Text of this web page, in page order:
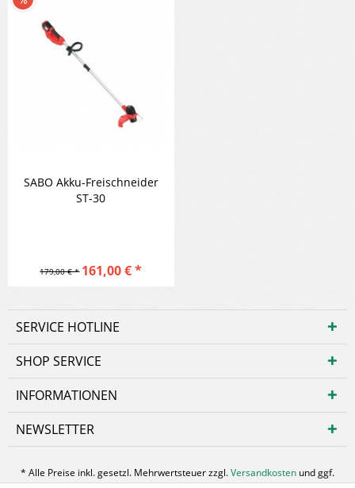
SABO Akku-Freischneider
ST-30
179,00 € * 161,00 € *
SERVICE HOTLINE
SHOP SERVICE
INFORMATIONEN
NEWSLETTER
* Alle Preise inkl. gesetzl. Mehrwertsteuer zzgl.Versandkosten und ggf.